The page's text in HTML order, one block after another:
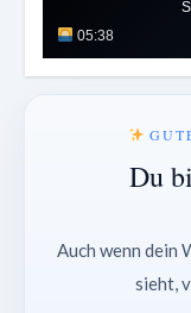
05:38
Du
Auch wenn dein
sieht,